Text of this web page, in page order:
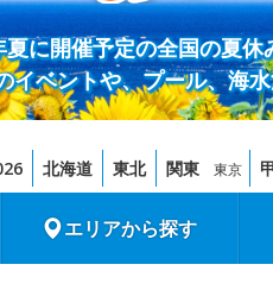
夏に開催予定の全国の夏
イベントや、プール、海
北海道 東北 関東 東京
エリアから探す